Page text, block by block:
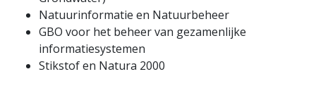
Natuurinformatie en Natuurbeheer
GBO voor het beheer van gezamenlijke
informatiesystemen
Stikstof en Natura 2000